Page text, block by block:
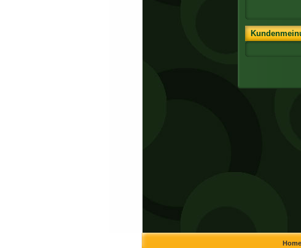
Home